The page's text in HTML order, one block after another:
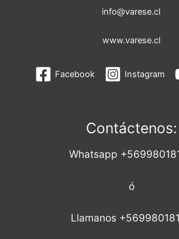
info@varese.cl
www.varese.cl
Facebook Instagram
Contáctenos:
Whatsapp
ó
Llamanos